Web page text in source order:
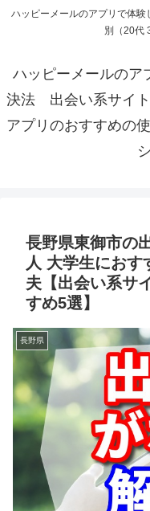
ハッピーメールのアプリで体
別（20代
ハッピーメールのア
決法 出会い系サイ
アプリのおすすめ
長野県東御市の
人 大学生にお
夫【出会い系サ
すめ5選】
長野県